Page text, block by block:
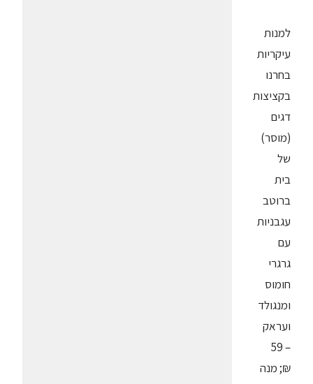
למנות
עיקריות
בחרנו
בקציצות
דגים
(מוסר)
של
בית
ברוטב
עגבניות
עם
גרגרי
חומוס
ומנגולד
ועראק
– 59
₪; מנה